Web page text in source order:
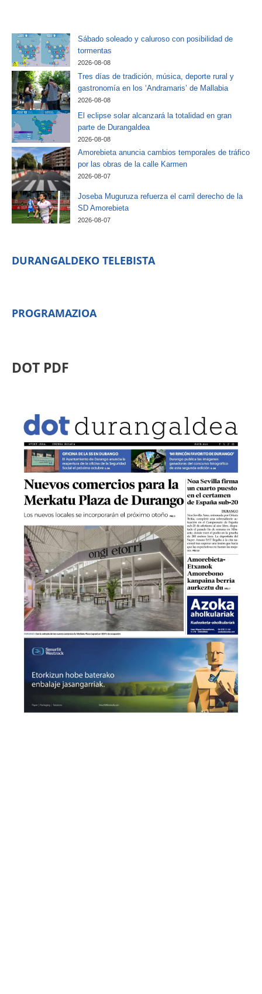
Sábado soleado y caluroso con posibilidad de
tormentas
2026-08-08
Tres días de tradición, música, deporte rural y
gastronomía en los ‘Andramaris’ de Mallabia
2026-08-08
El eclipse solar alcanzará la totalidad en gran
parte de Durangaldea
2026-08-08
Amorebieta anuncia cambios temporales de tráfico
por las obras de la calle Karmen
2026-08-07
Joseba Muguruza refuerza el carril derecho de la
SD Amorebieta
2026-08-07
DURANGALDEKO TELEBISTA
PROGRAMAZIOA
DOT PDF